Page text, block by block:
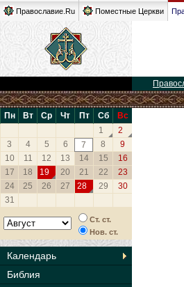
Православие.Ru Поместные Церкви
Пн Вт Ср Чт Пт Сб
Вс
1
2
3
4 5 6 7 8
9
10
11 12 13 14 15
16
17
18 19 20 21 22
23
24
25 26 27 28 29
30
31
Ст. ст.
Нов. ст.
Календарь
Библия